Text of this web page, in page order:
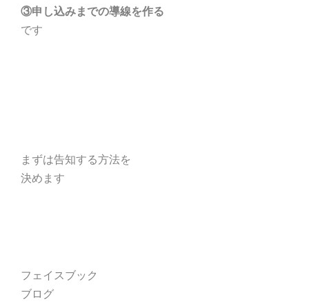
③申し込みまでの導線を作る
です
まずは告知する方法を
決めます
フェイスブック
ブログ